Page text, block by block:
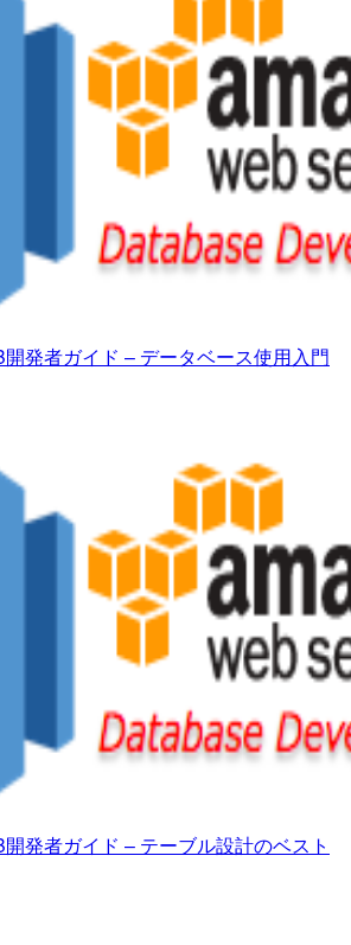
発者ガイド – データベース使用入門
発者ガイド – テーブル設計のベスト